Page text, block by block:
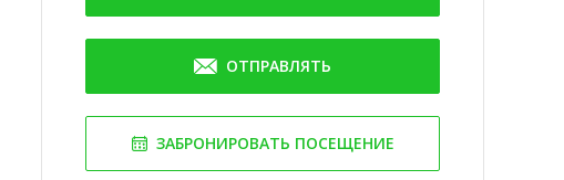
ОТПРАВЛЯТЬ
ЗАБРОНИРОВАТЬ ПОСЕЩЕНИЕ